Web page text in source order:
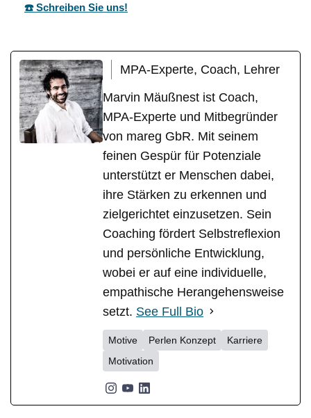
☎️ Schreiben Sie uns!
MPA-Experte, Coach, Lehrer
Marvin Mäußnest ist Coach,
MPA-Experte und Mitbegründer
von mareg GbR. Mit seinem
feinen Gespür für Potenziale
unterstützt er Menschen dabei,
ihre Stärken zu erkennen und
zielgerichtet einzusetzen. Sein
Coaching fördert Selbstreflexion
und persönliche Entwicklung,
wobei er auf eine individuelle,
empathische Herangehensweise
setzt. See Full Bio
Motive Perlen Konzept
Karriere
Motivation